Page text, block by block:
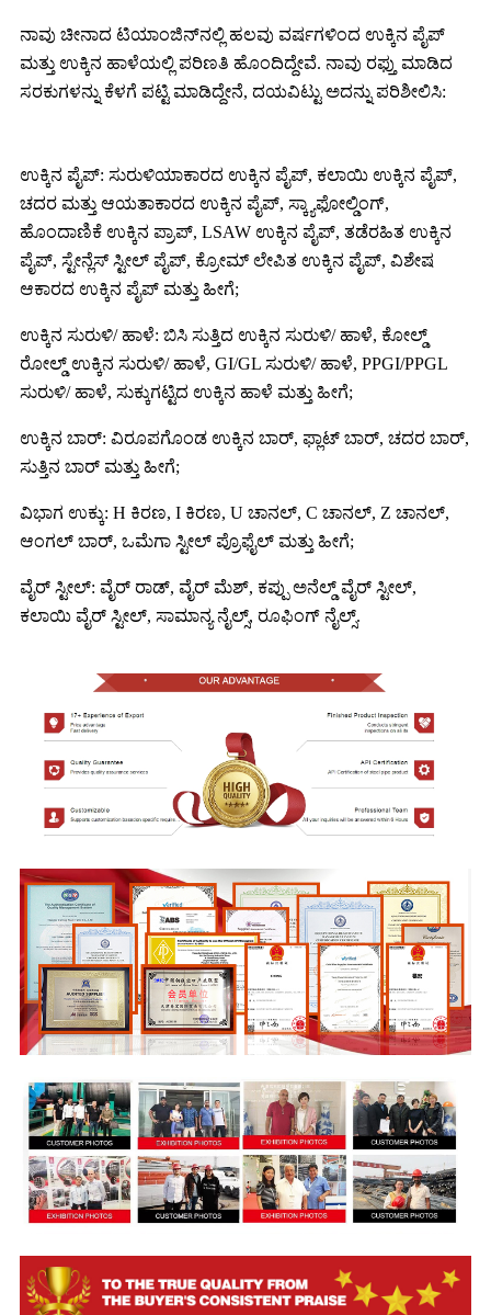
ನಾವು ಚೀನಾದ ಟಿಯಾಂಜಿನ್‌ನಲ್ಲಿ ಹಲವು ವರ್ಷಗಳಿಂದ ಉಕ್ಕಿನ ಪೈಪ್
ಮತ್ತು ಉಕ್ಕಿನ ಹಾಳೆಯಲ್ಲಿ ಪರಿಣತಿ ಹೊಂದಿದ್ದೇವೆ. ನಾವು ರಫ್ತು ಮಾಡಿದ
ಸರಕುಗಳನ್ನು ಕೆಳಗೆ ಪಟ್ಟಿ ಮಾಡಿದ್ದೇನೆ, ದಯವಿಟ್ಟು ಅದನ್ನು ಪರಿಶೀಲಿಸಿ:
ಉಕ್ಕಿನ ಪೈಪ್: ಸುರುಳಿಯಾಕಾರದ ಉಕ್ಕಿನ ಪೈಪ್, ಕಲಾಯಿ ಉಕ್ಕಿನ ಪೈಪ್,
ಚದರ ಮತ್ತು ಆಯತಾಕಾರದ ಉಕ್ಕಿನ ಪೈಪ್, ಸ್ಕ್ಯಾಫೋಲ್ಡಿಂಗ್,
ಹೊಂದಾಣಿಕೆ ಉಕ್ಕಿನ ಪ್ರಾಪ್, LSAW ಉಕ್ಕಿನ ಪೈಪ್, ತಡೆರಹಿತ ಉಕ್ಕಿನ
ಪೈಪ್, ಸ್ಟೇನ್ಲೆಸ್ ಸ್ಟೀಲ್ ಪೈಪ್, ಕ್ರೋಮ್ ಲೇಪಿತ ಉಕ್ಕಿನ ಪೈಪ್, ವಿಶೇಷ
ಆಕಾರದ ಉಕ್ಕಿನ ಪೈಪ್ ಮತ್ತು ಹೀಗೆ;
ಉಕ್ಕಿನ ಸುರುಳಿ/ ಹಾಳೆ: ಬಿಸಿ ಸುತ್ತಿದ ಉಕ್ಕಿನ ಸುರುಳಿ/ ಹಾಳೆ, ಕೋಲ್ಡ್
ರೋಲ್ಡ್ ಉಕ್ಕಿನ ಸುರುಳಿ/ ಹಾಳೆ, GI/GL ಸುರುಳಿ/ ಹಾಳೆ, PPGI/PPGL
ಸುರುಳಿ/ ಹಾಳೆ, ಸುಕ್ಕುಗಟ್ಟಿದ ಉಕ್ಕಿನ ಹಾಳೆ ಮತ್ತು ಹೀಗೆ;
ಉಕ್ಕಿನ ಬಾರ್: ವಿರೂಪಗೊಂಡ ಉಕ್ಕಿನ ಬಾರ್, ಫ್ಲಾಟ್ ಬಾರ್, ಚದರ ಬಾರ್,
ಸುತ್ತಿನ ಬಾರ್ ಮತ್ತು ಹೀಗೆ;
ವಿಭಾಗ ಉಕ್ಕು: H ಕಿರಣ, I ಕಿರಣ, U ಚಾನಲ್, C ಚಾನಲ್, Z ಚಾನಲ್,
ಆಂಗಲ್ ಬಾರ್, ಒಮೆಗಾ ಸ್ಟೀಲ್ ಪ್ರೊಫೈಲ್ ಮತ್ತು ಹೀಗೆ;
ವೈರ್ ಸ್ಟೀಲ್: ವೈರ್ ರಾಡ್, ವೈರ್ ಮೆಶ್, ಕಪ್ಪು ಅನೆಲ್ಡ್ ವೈರ್ ಸ್ಟೀಲ್,
ಕಲಾಯಿ ವೈರ್ ಸ್ಟೀಲ್, ಸಾಮಾನ್ಯ ನೈಲ್ಸ್, ರೂಫಿಂಗ್ ನೈಲ್ಸ್.